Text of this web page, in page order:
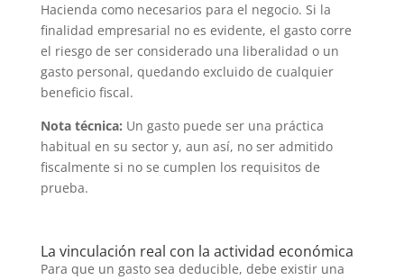
Hacienda como necesarios para el negocio. Si la
finalidad empresarial no es evidente, el gasto corre
el riesgo de ser considerado una liberalidad o un
gasto personal, quedando excluido de cualquier
beneficio fiscal.
Nota técnica: Un gasto puede ser una práctica
habitual en su sector y, aun así, no ser admitido
fiscalmente si no se cumplen los requisitos de
prueba.
La vinculación real con la actividad económica
Para que un gasto sea deducible, debe existir una